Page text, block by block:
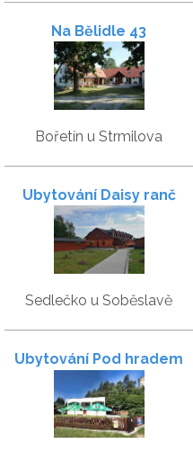
Na Bělidle 43
Bořetín u Strmilova
Ubytování Daisy ranč
Sedlečko u Soběslavě
Ubytování Pod hradem